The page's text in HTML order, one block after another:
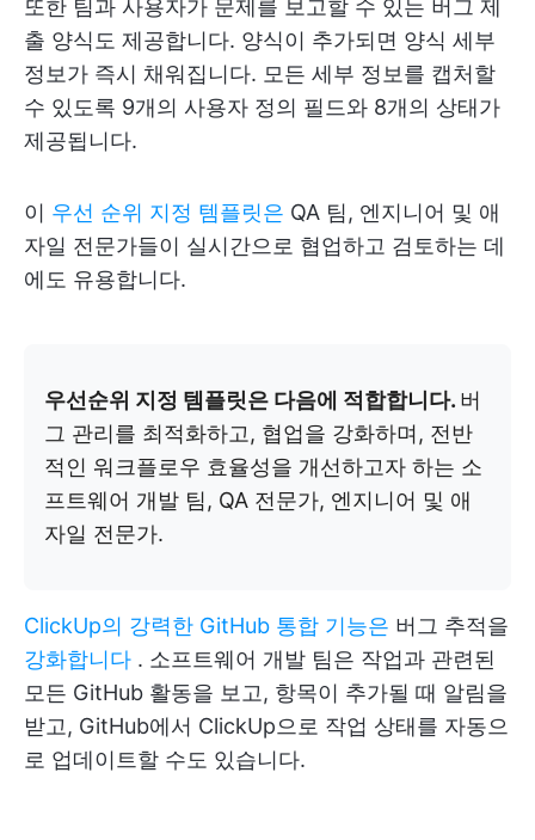
또한 팀과 사용자가 문제를 보고할 수 있는 버그 제
출 양식도 제공합니다. 양식이 추가되면 양식 세부
정보가 즉시 채워집니다. 모든 세부 정보를 캡처할
수 있도록 9개의 사용자 정의 필드와 8개의 상태가
제공됩니다.
이 우선 순위 지정 템플릿은 QA 팀, 엔지니어 및 애
자일 전문가들이 실시간으로 협업하고 검토하는 데
에도 유용합니다.
우선순위 지정 템플릿은 다음에 적합합니다. 버
그 관리를 최적화하고, 협업을 강화하며, 전반
적인 워크플로우 효율성을 개선하고자 하는 소
프트웨어 개발 팀, QA 전문가, 엔지니어 및 애
자일 전문가.
ClickUp의 강력한 GitHub 통합 기능은 버그 추적을
강화합니다 . 소프트웨어 개발 팀은 작업과 관련된
모든 GitHub 활동을 보고, 항목이 추가될 때 알림을
받고, GitHub에서 ClickUp으로 작업 상태를 자동으
로 업데이트할 수도 있습니다.